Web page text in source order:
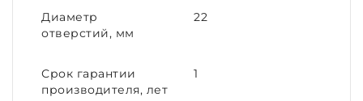
Диаметр
отверстий, мм
22
Срок гарантии
производителя, лет
1